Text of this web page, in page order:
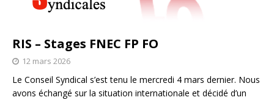
RIS – Stages FNEC FP FO
12 mars 2026
Le Conseil Syndical s’est tenu le mercredi 4 mars dernier. Nous
avons échangé sur la situation internationale et décidé d’un